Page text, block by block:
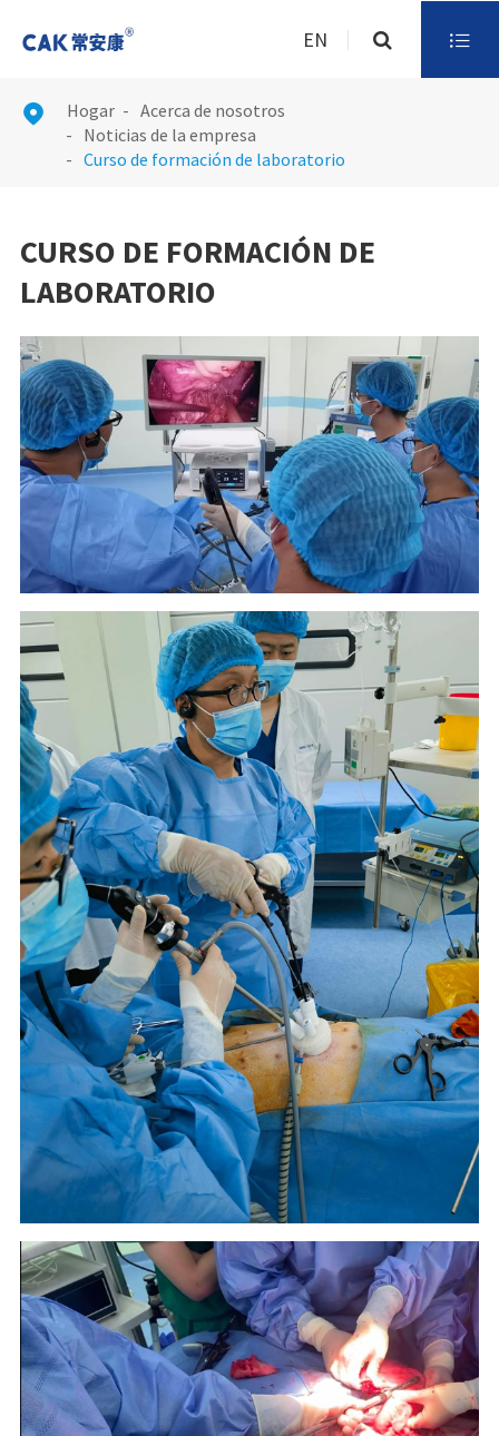
EN 
 Hogar
Acerca de nosotros
Noticias de la empresa
Curso de formación de laboratorio
CURSO DE FORMACIÓN DE
LABORATORIO